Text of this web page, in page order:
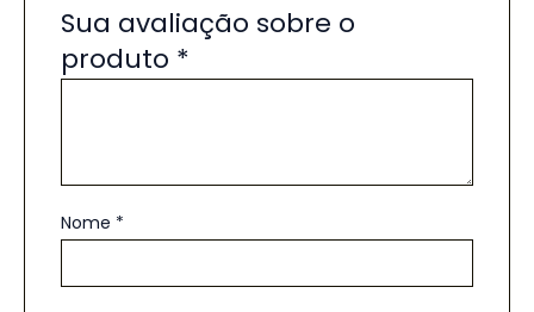
Sua avaliação sobre o
produto *
Nome *